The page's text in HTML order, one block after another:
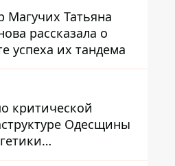
Магучих Татьяна
рассказала о
успеха их тандема
критической
Одесщины
свет